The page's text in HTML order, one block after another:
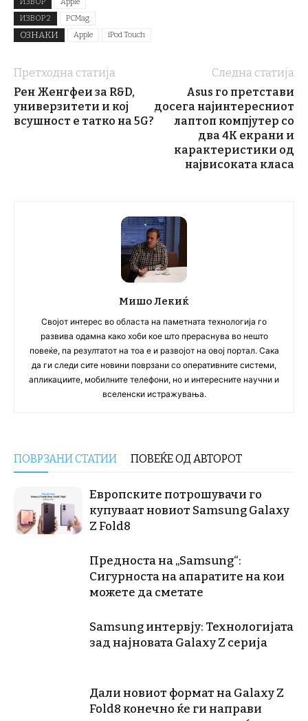
ИЗВОР
Apple
ИЗВОР 2
PCMag
ОЗНАКИ Apple iPod Touch
Претходна статија
Рен Женгфеи за R&D,
универзитети и кој
всушност е татко на 5G?
Следна статија
Asus го претстави
досега најинтересниот
лаптоп компјутер со
два 4К екрани и
карактеристики од
највисоката класа
Мишо Лекиќ
Својот интерес во областа на паметната технологија го
развива одамна како хоби кое што прераснува во нешто
повеќе, па резултатот на тоа е и развојот на овој портал. Сака
да ги следи сите новини поврзани со оперативните системи,
апликациите, мобилните телефони, но и интересните научни и
вселенски истражувања.
ПОВРЗАНИ СТАТИИ ПОВЕЌЕ ОД АВТОРОТ
Европските потрошувачи го
купуваат новиот Samsung Galaxy
Z Fold8
Предноста на „Samsung“:
Сигурноста на апаратите на кои
можете да сметате
Samsung интервју: Технологијата
зад најновата Galaxy Z серија
Дали новиот формат на Galaxy Z
Fold8 конечно ќе ги направи